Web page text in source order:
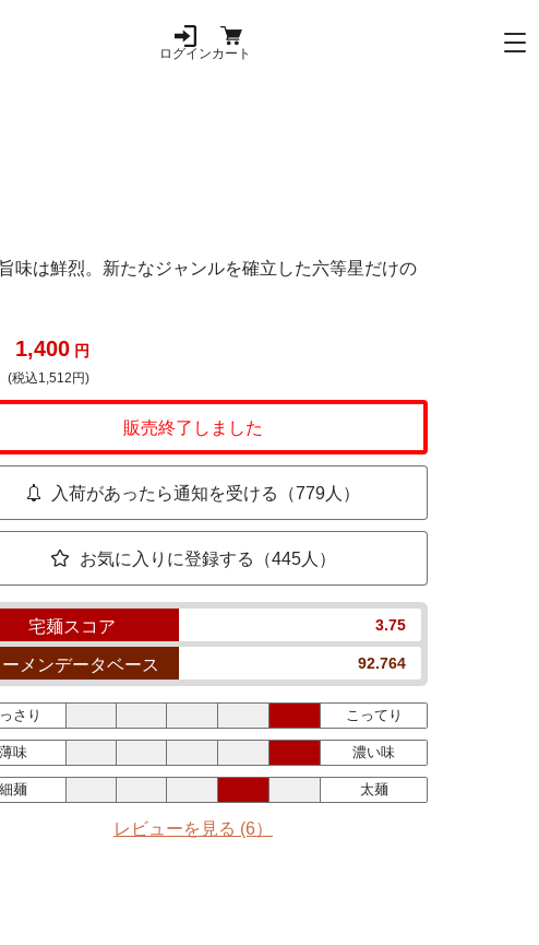
ログインカート
味は鮮烈。新たなジャンルを確立した六等星だけの
1,400 円
(税込1,512円)
販売終了しました
入荷があったら通知を受ける（779人）
お気に入りに登録する（445人）
宅麺スコア 3.75
メンデータベース 92.764
さり こってり
薄味 濃い味
細麺 太麺
レビューを見る (6）